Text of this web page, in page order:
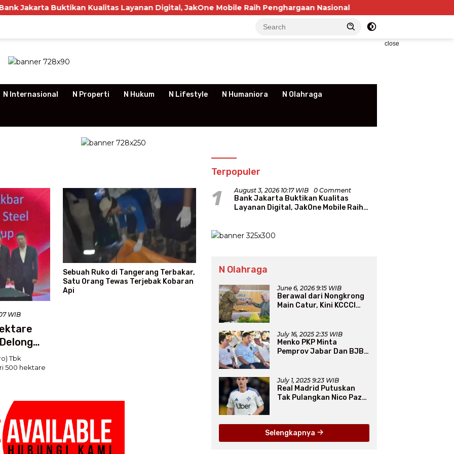
Buktikan Kualitas Layanan Digital, JakOne Mobile Raih Penghargaan Nasional P3RSI Temui Kementerian
close
N Internasional N Properti N Hukum N Lifestyle N Humaniora N Olahraga
WIB
Tbk
500 hektare
Sebuah Ruko di Tangerang Terbakar,
Satu Orang Tewas Terjebak Kobaran
Api
Terpopuler
1 August 3, 2026 10:17 WIB 0 Comment
Bank Jakarta Buktikan Kualitas
Layanan Digital, JakOne Mobile Raih
N Olahraga
June 6, 2026 9:15 WIB
Berawal dari Nongkrong
Main Catur, Kini KCCCI
July 16, 2025 2:35 WIB
Menko PKP Minta
Pemprov Jabar Dan BJB
July 1, 2025 9:23 WIB
Real Madrid Putuskan
Tak Pulangkan Nico Paz
Selengkapnya